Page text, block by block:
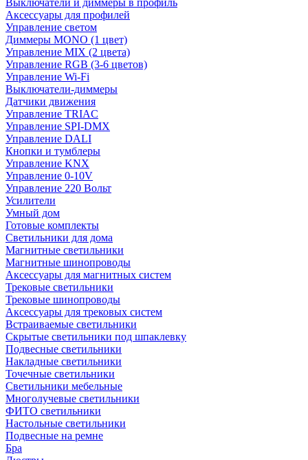
Выключатели и диммеры в профиль
Аксессуары для профилей
Управление светом
Диммеры MONO (1 цвет)
Управление MIX (2 цвета)
Управление RGB (3-6 цветов)
Управление Wi-Fi
Выключатели-диммеры
Датчики движения
Управление TRIAC
Управление SPI-DMX
Управление DALI
Кнопки и тумблеры
Управление KNX
Управление 0-10V
Управление 220 Вольт
Усилители
Умный дом
Готовые комплекты
Светильники для дома
Магнитные светильники
Магнитные шинопроводы
Аксессуары для магнитных систем
Трековые светильники
Трековые шинопроводы
Аксессуары для трековых систем
Встраиваемые светильники
Скрытые светильники под шпаклевку
Подвесные светильники
Накладные светильники
Точечные светильники
Светильники мебельные
Многолучевые светильники
ФИТО светильники
Настольные светильники
Подвесные на ремне
Бра